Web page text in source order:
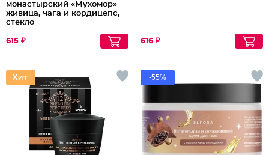
монастырский «Мухомор»
живица, чага и кордицепс,
стекло
615 ₽ 616 ₽
-55%